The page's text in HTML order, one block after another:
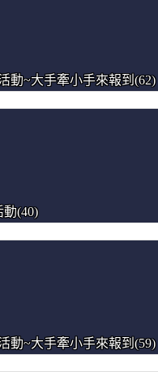
動~大手牽小手來報到(62)
動(40)
動~大手牽小手來報到(59)